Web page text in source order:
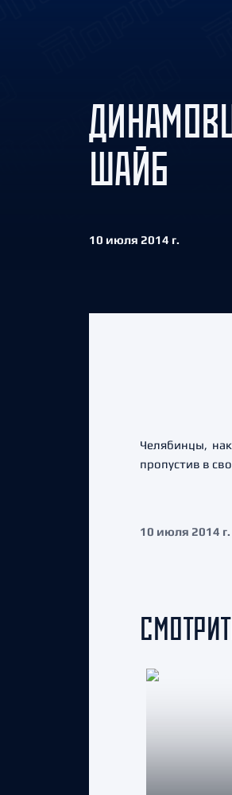
ШАЙБ
10 июля 2014 г.
Челябинцы,
пропустив в
10 июля 2014 г.